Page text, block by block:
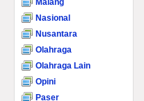
Malang
Nasional
Nusantara
Olahraga
Olahraga Lain
Opini
Paser